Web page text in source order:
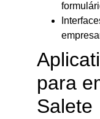
para
Salete